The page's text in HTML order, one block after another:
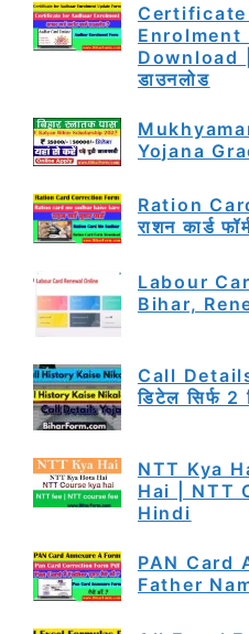
Enrolment
Download |
डाउनलोड
Yojana
Ration
राशन कार्ड
Labour
Bihar,
Call
डिटेल सिर्फ 2
NTT Kya
Hai | NTT
Hindi
PAN Card
Father